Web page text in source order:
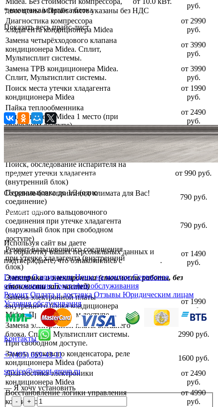
демонтажа/монтажа блока
руб.
Диагностика компрессора
хладагента кондиционера Midea
от 2990
руб.
Замена четырёхходового клапана
кондиционера Midea. Сплит,
Мультисплит системы.
от 3990
руб.
Замена ТРВ кондиционера Midea.
Сплит, Мультисплит системы.
от 3990
руб.
Поиск места утечки хладагента
кондиционера Midea
от 1990
руб.
Пайка теплообменника
кондиционера Midea 1 место (при
свободном доступе)
от 2490
руб.
Поиск, обследование конденсатора
на предмет утечки хладагента
(наружный блок)
от 1490
руб.
Поиск, обследование испарителя на
предмет утечки хладагента
(внутренний блок)
от 990 руб.
Перевальцовка до 1/2 (одно
соединение)
790 руб.
Ремонт одного вальцовочного
соединения при утечке хладагента
(наружный блок при свободном
доступе)
790 руб.
Ремонт вальцовочного соединения
при утечке хладагента (внутренний
блок)
от 1490
руб.
Электрика и электроника (стоимость работы, без
стоимости зап. частей)
Замена электронной платы
внутреннего блока кондиционера
Midea. При свободном доступе.
от 1990
руб.
Замена электронной платы внешнего
блока. Сплит, Мультисплит системы.
При свободном доступе.
2990 руб.
Замена пускового конденсатора, реле
кондиционера Midea (работа)
1600 руб.
Диагностика электроники
кондиционера Midea
от 2490
руб.
Восстановление логики управления
кондиционера Midea
от 4990
руб.
* все цены в Прайс листе указаны без НДС
Показать весь прайс-лист
© 2006 — 2026 Амонт групп
Создание благоприятного климата для Вас!
Карта сайта
Используя сайт вы даете
на обработку ваших персональных данных и
подтверждаете, что ознакомились сполитикой .
Главная О компании Цены на монтаж Сервисное
обслуживание География обслуживания
Ремонт Оплата и доставка Отзывы Юридическим лицам
Условия обслуживания
Контакты
+7(495) 669-43-11
service@amont-group.ru
— Я хочу установить
- +